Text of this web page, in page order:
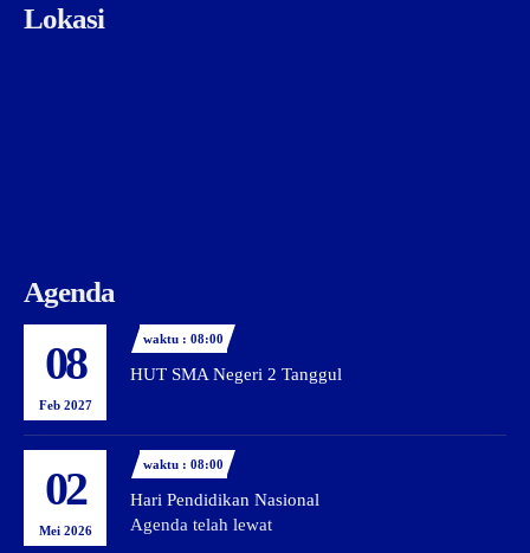
Lokasi
Agenda
08
Feb 2027
waktu : 08:00
HUT SMA Negeri 2 Tanggul
02
Mei 2026
waktu : 08:00
Hari Pendidikan Nasional
Agenda telah lewat